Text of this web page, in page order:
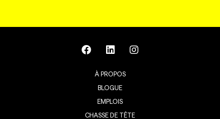
À PROPOS
BLOGUE
EMPLOIS
CHASSE DE TÊTE